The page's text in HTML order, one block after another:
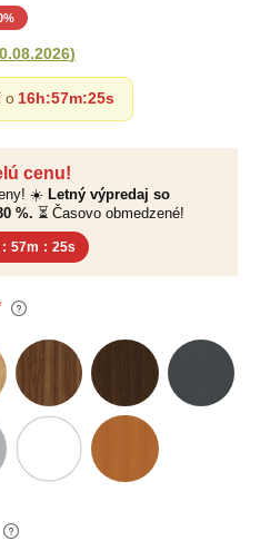
cenu!
☀️ Letný výpredaj so
%. ⏳ Časovo obmedzené!
: 57m : 24s
%
)
o 16h:57m:24s